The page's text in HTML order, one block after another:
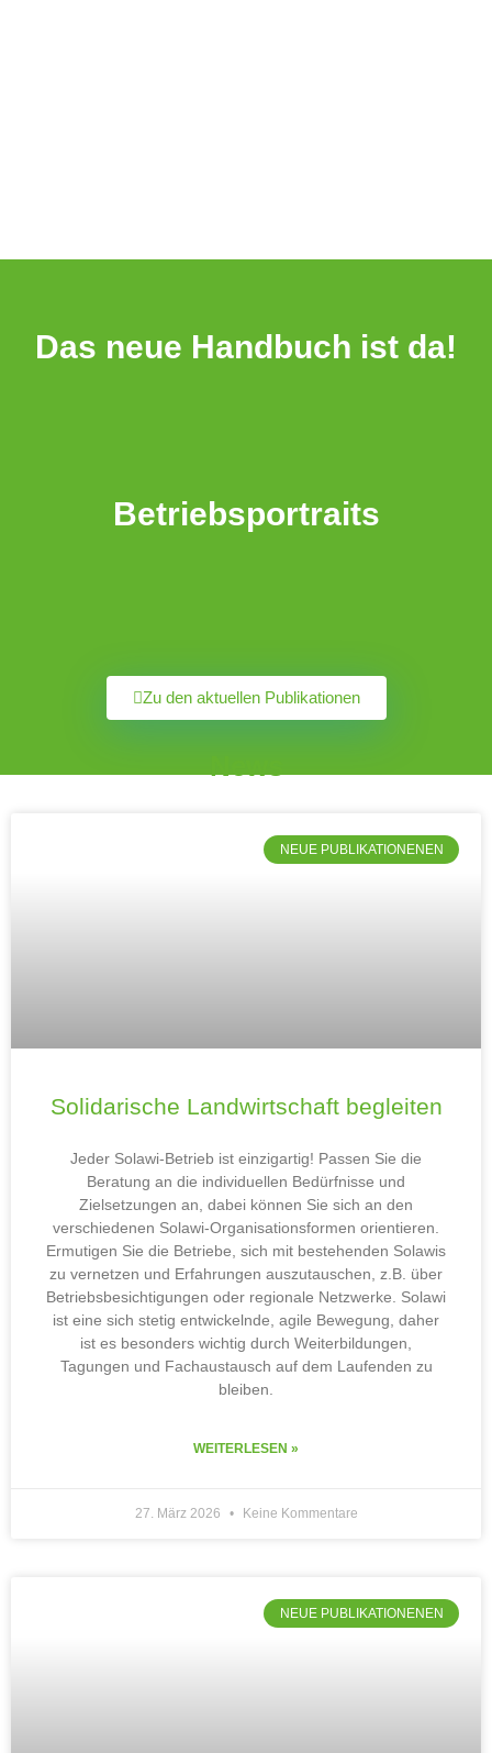
Das neue Handbuch ist da!
Betriebsportraits
Zu den aktuellen Publikationen
NEUE PUBLIKATIONENEN
Solidarische Landwirtschaft begleiten
Jeder Solawi-Betrieb ist einzigartig! Passen Sie die
Beratung an die individuellen Bedürfnisse und
Zielsetzungen an, dabei können Sie sich an den
verschiedenen Solawi-Organisationsformen orientieren.
Ermutigen Sie die Betriebe, sich mit bestehenden Solawis
zu vernetzen und Erfahrungen auszutauschen, z.B. über
Betriebsbesichtigungen oder regionale Netzwerke. Solawi
ist eine sich stetig entwickelnde, agile Bewegung, daher
ist es besonders wichtig durch Weiterbildungen,
Tagungen und Fachaustausch auf dem Laufenden zu
bleiben.
WEITERLESEN »
27. März 2026 Keine Kommentare
NEUE PUBLIKATIONENEN